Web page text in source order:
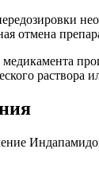
отмена
раствора